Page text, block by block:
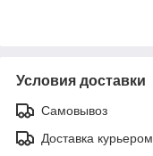
Условия доставки
Самовывоз
Доставка курьером